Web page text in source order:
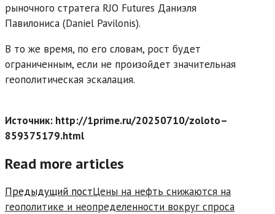
рыночного стратега RJO Futures Даниэля
Павилониса (Daniel Pavilonis).
В то же время, по его словам, рост будет
ограниченным, если не произойдет значительная
геополитическая эскалация.
Источник: http://1prime.ru/20250710/zoloto–
859375179.html
Read more articles
Предыдущий постЦены на нефть снижаются на
геополитике и неопределенности вокруг спроса